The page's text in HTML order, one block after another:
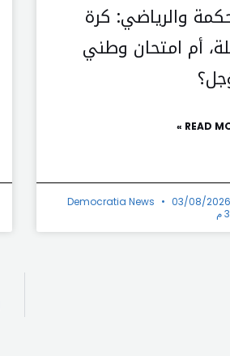
والرياضي: كرة
أم امتحان وطني
READ
Democratia News
03/08/2026